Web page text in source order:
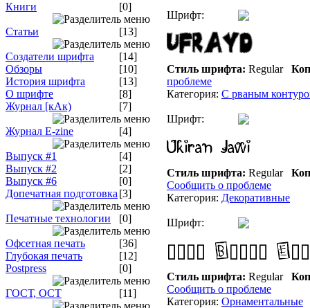
Книги [0]
Статьи [13]
Создатели шрифта
[14]
Обзоры
[10]
История шрифта
[13]
О шрифте
[8]
Журнал [кАк)
[7]
Журнал E-zine [4]
Выпуск #1
[4]
Выпуск #2
[2]
Выпуск #6
[0]
Допечатная подготовка [3]
Печатные технологии [0]
Офсетная печать
[36]
Глубокая печать
[12]
Postpress
[0]
ГОСТ, ОСТ [11]
Шрифт:
Стиль шрифта: Regular
проблеме
Категория: С рваным
Шрифт:
Стиль шрифта: Regular
Сообщить о проблеме
Категория: Декоративные
Шрифт:
Стиль шрифта: Regular
Сообщить о проблеме
Категория: Орнаментальные